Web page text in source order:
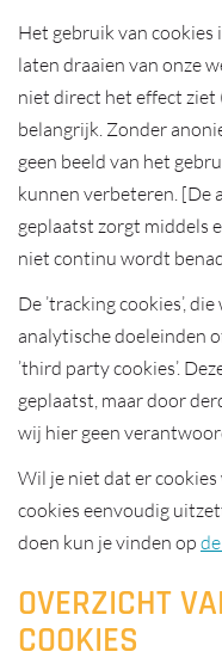
Het gebruik van cookies
laten draaien van onze
niet direct het effect ziet
belangrijk. Zonder
geen beeld van het
kunnen verbeteren. [De
geplaatst zorgt middels
niet continu wordt
De ’tracking cookies’,
analytische doeleinden
’third party cookies’.
geplaatst, maar door
wij hier geen
Wil je niet dat er
cookies eenvoudig
doen kun je vinden op
OVERZICHT
COOKIES